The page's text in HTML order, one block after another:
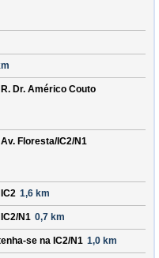
R. Dr. Américo Couto
Av. Floresta/IC2/N1
IC2 1,6 km
IC2/N1 0,7 km
se na IC2/N1 1,0 km